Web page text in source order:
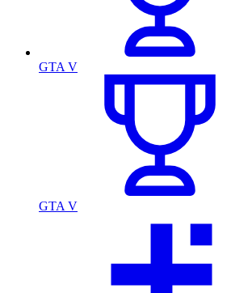
GTA V
GTA V